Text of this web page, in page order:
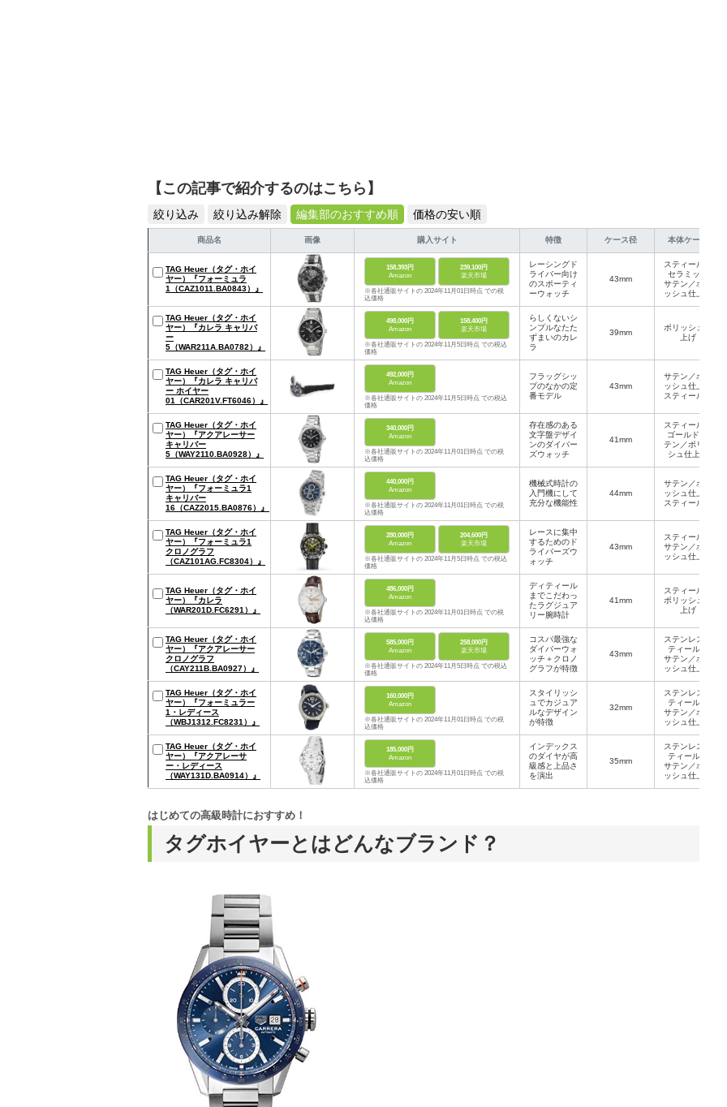
【この記事で紹介するのはこちら】
絞り込み 絞り込み解除 編集部のおすすめ順 価格の安い順
商品名 画像 購入サイト 特徴 ケース径 本体ケース
TAG Heuer（タグ・ホイ
ヤー）『フォーミュラ
1（CAZ1011.BA0843）』
158,393円
Amazon
239,100円
楽天市場
※各社通販サイトの 2024年11月01日時点 での税
込価格
レーシングド
ライバー向け
のスポーティ
ーウォッチ
43mm
スティール、
セラミック
サテン／ポリ
ッシュ仕上げ
TAG Heuer（タグ・ホイ
ヤー）『カレラ キャリバ
ー
5（WAR211A.BA0782）』
498,000円
Amazon
158,400円
楽天市場
※各社通販サイトの 2024年11月5日時点 での税込
価格
らしくないシ
ンプルなたた
ずまいのカレ
ラ
39mm
ポリッシュ仕
上げ
TAG Heuer（タグ・ホイ
ヤー）『カレラ キャリバ
ー ホイヤー
01（CAR201V.FT6046）』
492,000円
Amazon
※各社通販サイトの 2024年11月5日時点 での税込
価格
フラッグシッ
プのなかの定
番モデル
43mm
サテン／ポリ
ッシュ仕上げ
スティール製
TAG Heuer（タグ・ホイ
ヤー）『アクアレーサー
キャリバー
5（WAY2110.BA0928）』
340,000円
Amazon
※各社通販サイトの 2024年11月01日時点 での税
込価格
存在感のある
文字盤デザイ
ンのダイバー
ズウォッチ
41mm
スティール＆
ゴールド サ
テン／ポリッ
シュ仕上げ
TAG Heuer（タグ・ホイ
ヤー）『フォーミュラ1
キャリバー
16（CAZ2015.BA0876）』
440,000円
Amazon
※各社通販サイトの 2024年11月01日時点 での税
込価格
機械式時計の
入門機にして
充分な機能性
44mm
サテン／ポリ
ッシュ仕上げ
スティール製
TAG Heuer（タグ・ホイ
ヤー）『フォーミュラ1
クロノグラフ
（CAZ101AG.FC8304）』
280,000円
Amazon
204,600円
楽天市場
※各社通販サイトの 2024年11月5日時点 での税込
価格
レースに集中
するためのド
ライバーズウ
ォッチ
43mm
スティール製
サテン／ポリ
ッシュ仕上げ
TAG Heuer（タグ・ホイ
ヤー）『カレラ
（WAR201D.FC6291）』
486,000円
Amazon
※各社通販サイトの 2024年11月01日時点 での税
込価格
ディティール
までこだわっ
たラグジュア
リー腕時計
41mm
スティール製
ポリッシュ仕
上げ
TAG Heuer（タグ・ホイ
ヤー）『アクアレーサー
クロノグラフ
（CAY211B.BA0927）』
585,000円
Amazon
258,000円
楽天市場
※各社通販サイトの 2024年11月5日時点 での税込
価格
コスパ最強な
ダイバーウォ
ッチ＋クロノ
グラフが特徴
43mm
ステンレスス
ティール製
サテン／ポリ
ッシュ仕上げ
TAG Heuer（タグ・ホイ
ヤー）『フォーミュラー
1・レディース
（WBJ1312.FC8231）』
160,000円
Amazon
※各社通販サイトの 2024年11月01日時点 での税
込価格
スタイリッシ
ュでカジュア
ルなデザイン
が特徴
32mm
ステンレスス
ティール製
サテン／ポリ
ッシュ仕上げ
TAG Heuer（タグ・ホイ
ヤー）『アクアレーサ
ー・レディース
（WAY131D.BA0914）』
185,000円
Amazon
※各社通販サイトの 2024年11月01日時点 での税
込価格
インデックス
のダイヤが高
級感と上品さ
を演出
35mm
ステンレスス
ティール製
サテン／ポリ
ッシュ仕上げ
タグホイヤーとはどんなブランド？
はじめての高級時計におすすめ！